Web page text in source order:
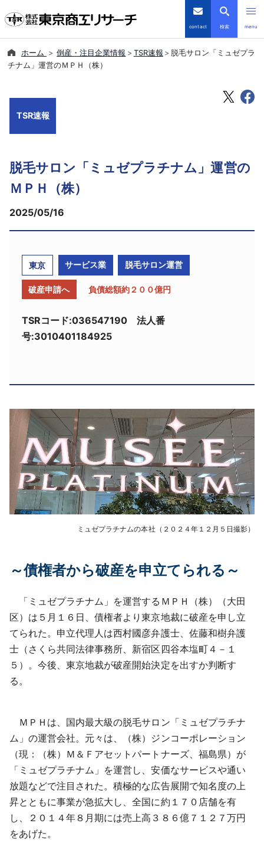
contact 検索 menu
倒産・注目企業情報
採用情報
English
ホーム 倒産・注目企業情報 TSR速報
脱毛サロン「ミュゼプラ
チナム」運営のＭＰＨ（株）
TSR速報
脱毛サロン「ミュゼプラチナム」運営の
ＭＰＨ（株）
2025/05/16
東京 サービス業 脱毛サロン運営
破産申請へ 負債総額約２００億円
TSRコード:036547190 法人番
号:3010401184925
ミュゼプラチナムの本社（２０２４年１２月５日撮影）
～債権者から破産を申立てられる～
「ミュゼプラチナム」を運営する ＭＰＨ（株）（大田
区）は５月１６日、債権者より東京地裁に破産を申し立
てられた。申立代理人は西村國彦弁護士、佐藤和樹弁護
士 （さくら共同法律事務所、新宿区四谷本塩町４－１
５）。今後、東京地裁が破産開始決定を出すか判断す
る。
ＭＰＨは、国内最大級の脱毛サロン「ミュゼプラチナ
ム」の運営会社。元々は、（株）ジンコーポレーション
（現：（株）Ｍ＆Ｆアセットパートナーズ、福島県）が
「ミュゼプラチナム」を運営し、安価なサービスや通い
放題などで注目された。積極的な広告展開で知名度の上
昇とともに事業が急拡大し、全国に約１７０店舗を有
し、２０１４年８月期には売上高３８６億７１２７万円
をあげた。